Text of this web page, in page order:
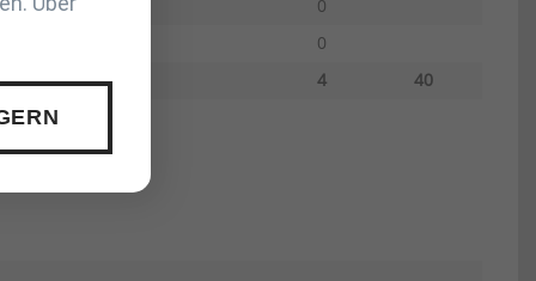
0
0
4
40